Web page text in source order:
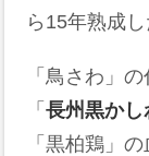
ら15年熟成
「鳥さわ」
「長州黒かし
「黒柏鶏」